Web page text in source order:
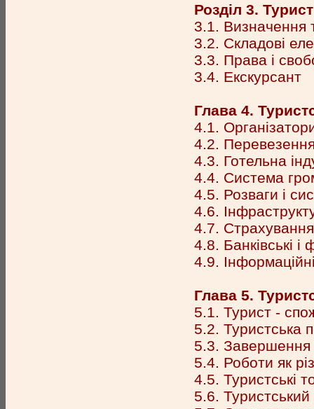
Розділ 3. Турист
3.1. Визначення
3.2. Складові
3.3. Права і
3.4. Екскурсант
Глава 4.
4.1.
4.2.
4.3. Готельна
4.4. Система
4.5. Розваги і
4.6.
4.7. Страхування
4.8. Банківські і
4.9.
Глава 5.
5.1. Турист -
5.2. Туристська
5.3. Завершення
5.4. Роботи як
4.5. Туристські
5.6. Туристський